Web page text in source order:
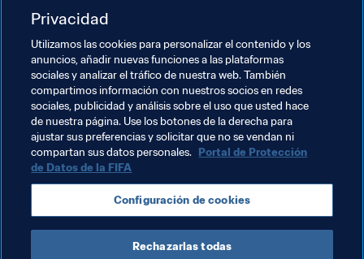
Azerbaijan
Cuba Egypt Guatemala IR Iran Italy
Kazakhstan Morocco Mozambique
Panama Paraguay Portugal Russia
Solomon Islands España Thailand
Ukraine Uzbekistan Vietnam CAF AFC
UEFA Concacaf OFC CONMEBOL
Privacidad
Utilizamos las cookies para personalizar el contenido y los
anuncios, añadir nuevas funciones a las plataformas
sociales y analizar el tráfico de nuestra web. También
compartimos información con nuestros socios en redes
sociales, publicidad y análisis sobre el uso que usted hace
de nuestra página. Use los botones de la derecha para
ajustar sus preferencias y solicitar que no se vendan ni
compartan sus datos personales. Portal de Protección
de Datos de la FIFA
Configuración de cookies
Rechazarlas todas